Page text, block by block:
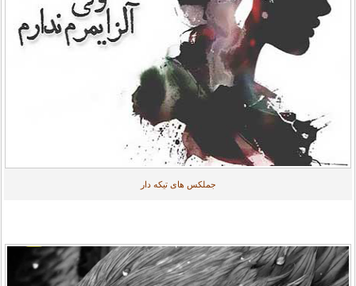
جملکس های تیکه دار